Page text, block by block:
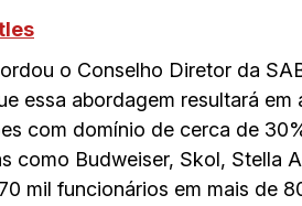
o Conselho Diretor da
essa abordagem resultará
com domínio de cerca de
como Budweiser, Skol, Stella
mil funcionários em mais de